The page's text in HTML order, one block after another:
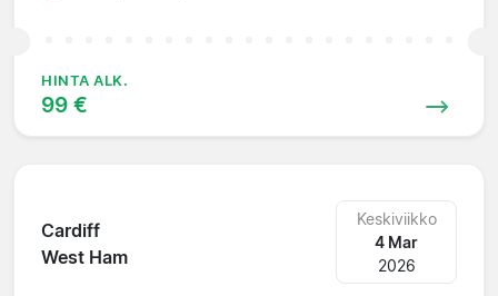
HINTA ALK.
99 €
Cardiff
West Ham
Keskiviikko
4 Mar
2026